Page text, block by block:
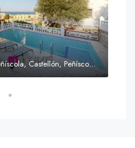
C. Guatemala, 6, 12598 Peñíscola, Castellón, Peñíscola, Communauté valencienne